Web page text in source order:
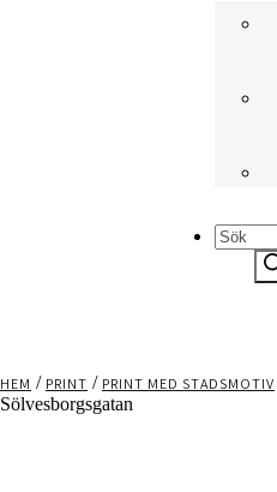
Products
search
HEM / PRINT / PRINT MED STADSMOTIV
Sölvesborgsgatan